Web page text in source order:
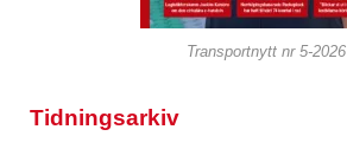
Transportnytt nr 5-2026
Tidningsarkiv